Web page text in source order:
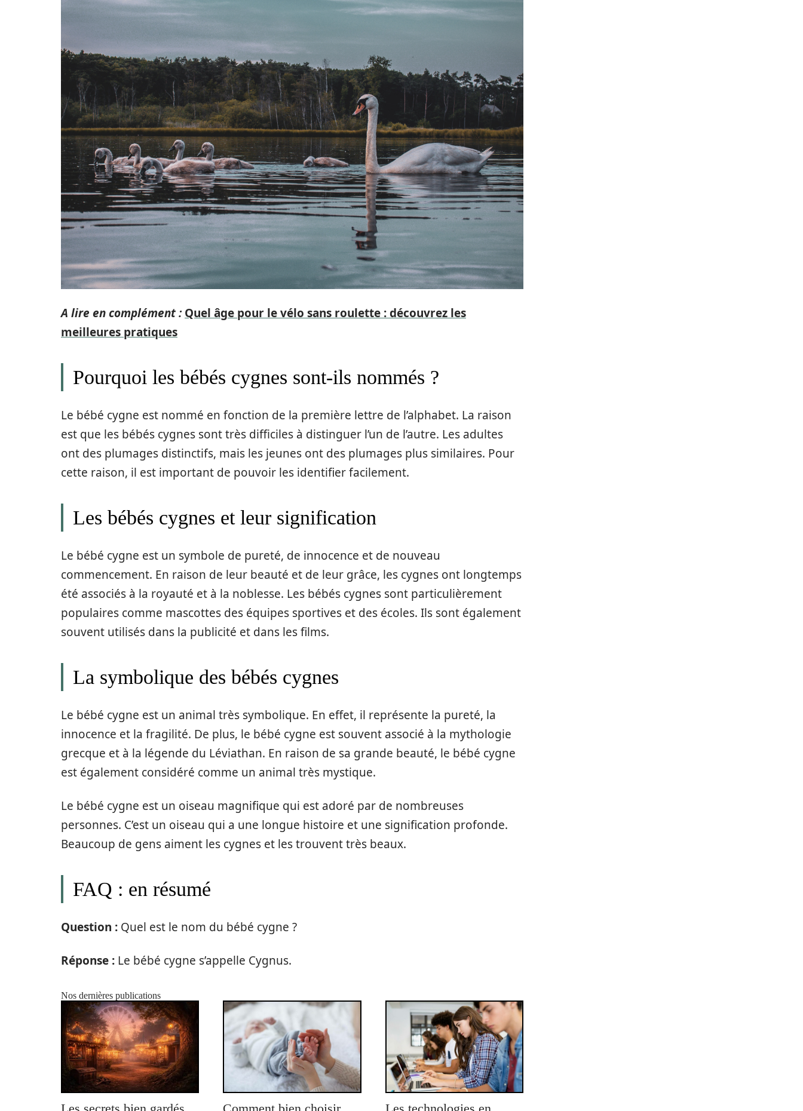
A lire en complément : Quel âge pour le vélo sans roulette : découvrez les
meilleures pratiques
Pourquoi les bébés cygnes sont-ils nommés ?
Le bébé cygne est nommé en fonction de la première lettre de l’alphabet. La raison
est que les bébés cygnes sont très difficiles à distinguer l’un de l’autre. Les adultes
ont des plumages distinctifs, mais les jeunes ont des plumages plus similaires. Pour
cette raison, il est important de pouvoir les identifier facilement.
Les bébés cygnes et leur signification
Le bébé cygne est un symbole de pureté, de innocence et de nouveau
commencement. En raison de leur beauté et de leur grâce, les cygnes ont longtemps
été associés à la royauté et à la noblesse. Les bébés cygnes sont particulièrement
populaires comme mascottes des équipes sportives et des écoles. Ils sont également
souvent utilisés dans la publicité et dans les films.
La symbolique des bébés cygnes
Le bébé cygne est un animal très symbolique. En effet, il représente la pureté, la
innocence et la fragilité. De plus, le bébé cygne est souvent associé à la mythologie
grecque et à la légende du Léviathan. En raison de sa grande beauté, le bébé cygne
est également considéré comme un animal très mystique.
Le bébé cygne est un oiseau magnifique qui est adoré par de nombreuses
personnes. C’est un oiseau qui a une longue histoire et une signification profonde.
Beaucoup de gens aiment les cygnes et les trouvent très beaux.
FAQ : en résumé
Question : Quel est le nom du bébé cygne ?
Réponse : Le bébé cygne s’appelle Cygnus.
Nos dernières publications